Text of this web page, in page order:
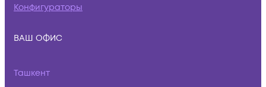
Конфигураторы
ВАШ ОФИС
Ташкент